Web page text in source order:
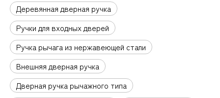
Деревянная дверная ручка
Ручки для входных дверей
Ручка рычага из нержавеющей стали
Внешняя дверная ручка
Дверная ручка рычажного типа